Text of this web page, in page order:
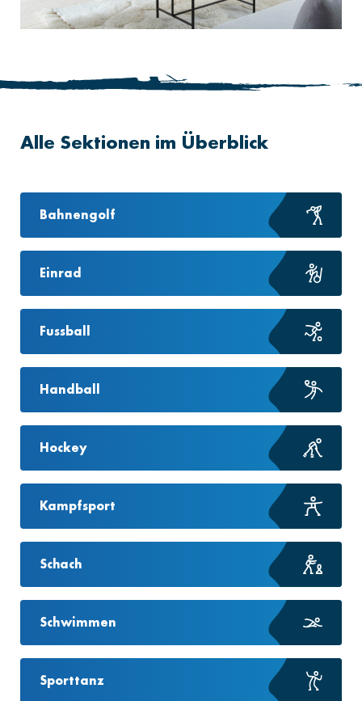
Alle Sektionen im Überblick
Bahnengolf
Einrad
Fussball
Handball
Hockey
Kampfsport
Schach
Schwimmen
Sporttanz